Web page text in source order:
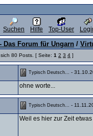
Suchen Hilfe Top-User
Das Forum für Ungarn /
80 Posts. [ Seite: 1 2 3 4 ]
Typisch Deutsch... -
ohne worte...
Typisch Deutsch... -
Weil es hier zur Zeit